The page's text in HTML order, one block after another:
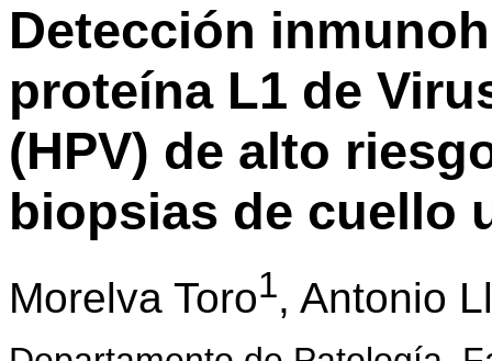
Detección
proteína L1 de
(HPV) de alto
biopsias de cuello
Morelva Toro1, Antonio